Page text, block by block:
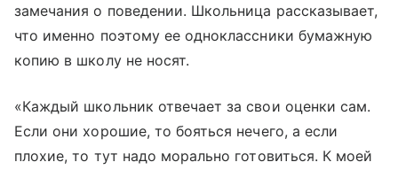
замечания о поведении. Школьница рассказывает,
что именно поэтому ее одноклассники бумажную
копию в школу не носят.
«Каждый школьник отвечает за свои оценки сам.
Если они хорошие, то бояться нечего, а если
плохие, то тут надо морально готовиться. К моей